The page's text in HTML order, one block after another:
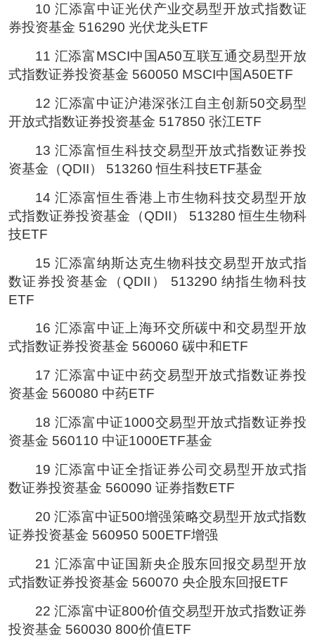
10 汇添富中证光伏产业交易型开放式指数证
券投资基金 516290 光伏龙头ETF
11 汇添富MSCI中国A50互联互通交易型开放
式指数证券投资基金 560050 MSCI中国A50ETF
12 汇添富中证沪港深张江自主创新50交易型
开放式指数证券投资基金 517850 张江ETF
13 汇添富恒生科技交易型开放式指数证券投
资基金（QDII） 513260 恒生科技ETF基金
14 汇添富恒生香港上市生物科技交易型开放
式指数证券投资基金（QDII） 513280 恒生生物科
技ETF
15 汇添富纳斯达克生物科技交易型开放式指
数证券投资基金（QDII） 513290 纳指生物科技
ETF
16 汇添富中证上海环交所碳中和交易型开放
式指数证券投资基金 560060 碳中和ETF
17 汇添富中证中药交易型开放式指数证券投
资基金 560080 中药ETF
18 汇添富中证1000交易型开放式指数证券投
资基金 560110 中证1000ETF基金
19 汇添富中证全指证券公司交易型开放式指
数证券投资基金 560090 证券指数ETF
20 汇添富中证500增强策略交易型开放式指数
证券投资基金 560950 500ETF增强
21 汇添富中证国新央企股东回报交易型开放
式指数证券投资基金 560070 央企股东回报ETF
22 汇添富中证800价值交易型开放式指数证券
投资基金 560030 800价值ETF